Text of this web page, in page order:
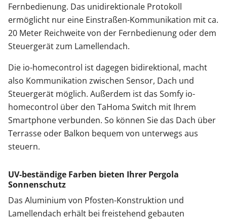
Fernbedienung. Das unidirektionale Protokoll
ermöglicht nur eine Einstraßen-Kommunikation mit ca.
20 Meter Reichweite von der Fernbedienung oder dem
Steuergerät zum Lamellendach.
Die io-homecontrol ist dagegen bidirektional, macht
also Kommunikation zwischen Sensor, Dach und
Steuergerät möglich. Außerdem ist das Somfy io-
homecontrol über den TaHoma Switch mit Ihrem
Smartphone verbunden. So können Sie das Dach über
Terrasse oder Balkon bequem von unterwegs aus
steuern.
UV-beständige Farben bieten Ihrer Pergola
Sonnenschutz
Das Aluminium von Pfosten-Konstruktion und
Lamellendach erhält bei freistehend gebauten